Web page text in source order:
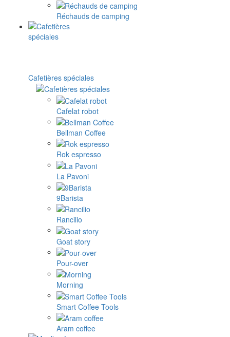
Réchauds de camping
Cafetières spéciales
Cafelat robot
Bellman Coffee
Rok espresso
La Pavoni
9Barista
Rancilio
Goat story
Pour-over
Morning
Smart Coffee Tools
Aram coffee